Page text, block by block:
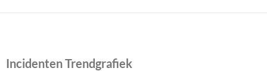
Incidenten Trendgrafiek